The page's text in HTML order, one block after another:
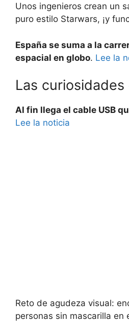
Unos ingenieros crean un
puro estilo Starwars, ¡y
España se suma a la
espacial en globo. Lee la
Las curiosidades
Al fin llega el cable USB
Lee la noticia
Reto de agudeza visual:
personas sin mascarilla en